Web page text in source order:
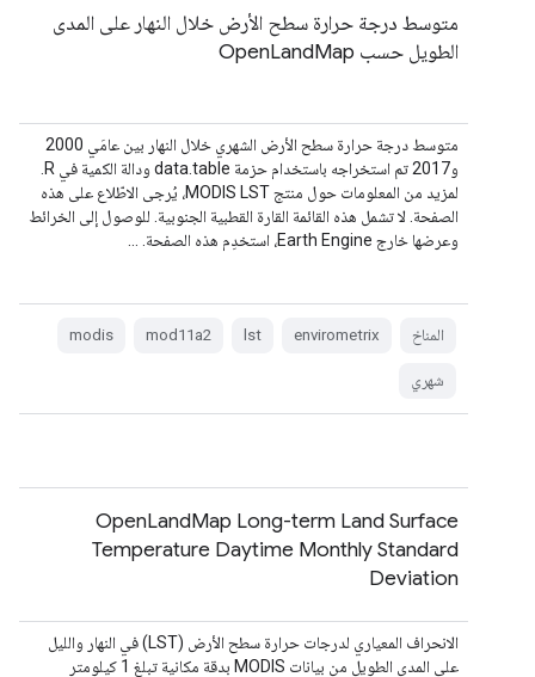
متوسط درجة حرارة سطح الأرض خلال النهار على المدى
الطويل حسب OpenLandMap
متوسط درجة حرارة سطح الأرض الشهري خلال النهار بين عامَي 2000
لمزيد من المعلومات حول منتج MODIS LST، يُرجى الاطّلاع على هذه
الصفحة. لا تشمل هذه القائمة القارة القطبية الجنوبية. للوصول إلى الخرائط
وعرضها خارج Earth Engine، استخدِم هذه الصفحة. …
المناخ envirometrix
lst
mod11a2
modis
شهري
OpenLandMap Long-term Land Surface
Temperature Daytime Monthly Standard
Deviation
الانحراف المعياري لدرجات حرارة سطح الأرض (LST) في النهار والليل
على المدى الطويل من بيانات MODIS بدقة مكانية تبلغ 1 كيلومتر